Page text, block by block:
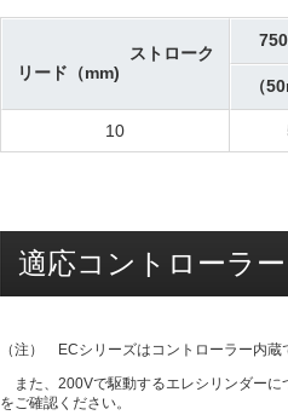
ストローク
リード（mm)
（
10
適応コントローラー
（注） ECシリーズはコントローラー内蔵
また、200Vで駆動するエレシリンダーに
をご確認ください。